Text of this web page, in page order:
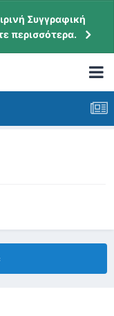
Συγγραφική
περισσότερα.